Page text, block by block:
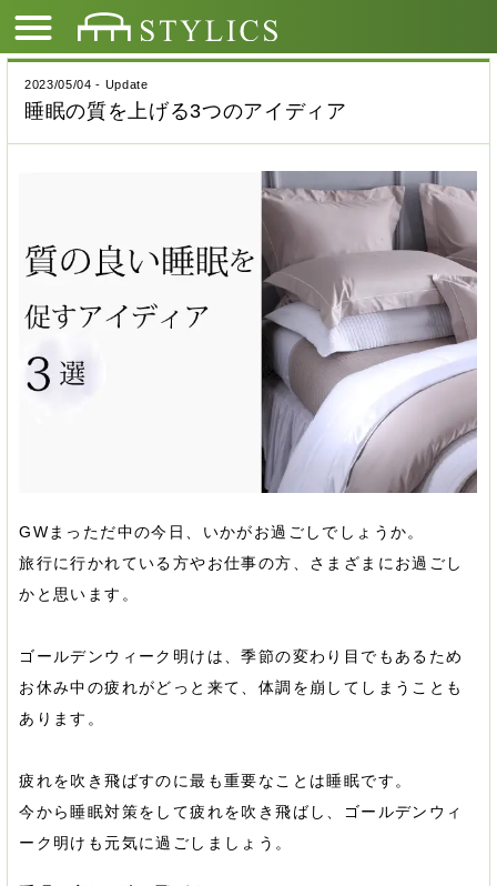
2023/05/04 - Update
睡眠の質を上げる3つのアイディア
GWまっただ中の今日、いかがお過ごしでしょうか。
旅行に行かれている方やお仕事の方、さまざまにお過ごし
かと思います。
ゴールデンウィーク明けは、季節の変わり目でもあるため
お休み中の疲れがどっと来て、体調を崩してしまうことも
あります。
疲れを吹き飛ばすのに最も重要なことは睡眠です。
今から睡眠対策をして疲れを吹き飛ばし、ゴールデンウィ
ーク明けも元気に過ごしましょう。